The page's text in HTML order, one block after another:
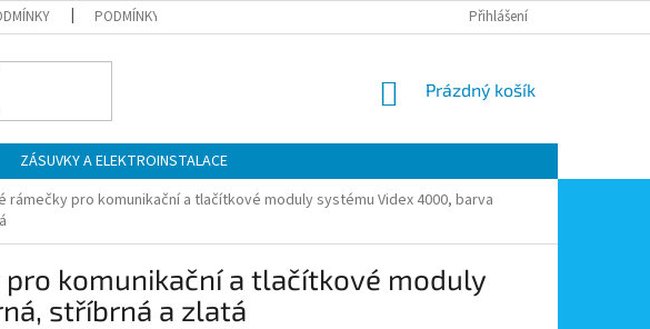
PODMÍNKY OCHRANY OSOBNÍCH ÚDAJŮ MOJE OBJEDNÁVKA
Přihlášení
NÁKUPNÍ
Prázdný košík
ZÁSUVKY A ELEKTROINSTALACE
rámečky pro komunikační a tlačítkové moduly systému Videx 4000, barva
pro komunikační a tlačítkové moduly
stříbrná a zlatá